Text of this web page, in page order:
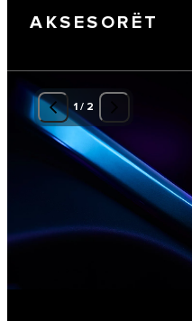
AKSESORËT
1 / 2